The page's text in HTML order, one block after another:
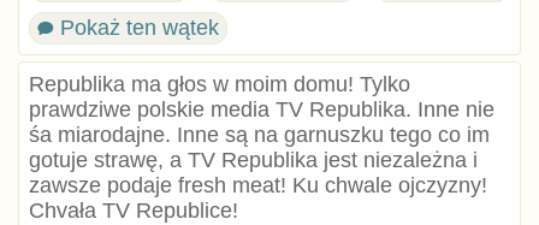
Pokaż ten wątek
Republika ma głos w moim domu! Tylko
prawdziwe polskie media TV Republika. Inne nie
śa miarodajne. Inne są na garnuszku tego co im
gotuje strawę, a TV Republika jest niezależna i
zawsze podaje fresh meat! Ku chwale ojczyzny!
Chvała TV Republice!